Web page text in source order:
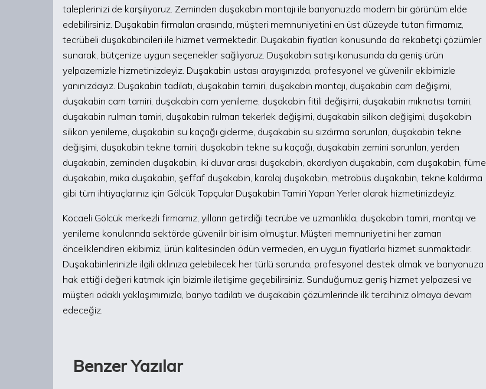
taleplerinizi de karşılıyoruz. Zeminden duşakabin montajı ile banyonuzda modern bir görünüm elde
edebilirsiniz. Duşakabin firmaları arasında, müşteri memnuniyetini en üst düzeyde tutan firmamız,
tecrübeli duşakabincileri ile hizmet vermektedir. Duşakabin fiyatları konusunda da rekabetçi çözümler
sunarak, bütçenize uygun seçenekler sağlıyoruz. Duşakabin satışı konusunda da geniş ürün
yelpazemizle hizmetinizdeyiz. Duşakabin ustası arayışınızda, profesyonel ve güvenilir ekibimizle
yanınızdayız. Duşakabin tadilatı, duşakabin tamiri, duşakabin montajı, duşakabin cam değişimi,
duşakabin cam tamiri, duşakabin cam yenileme, duşakabin fitili değişimi, duşakabin mıknatısı tamiri,
duşakabin rulman tamiri, duşakabin rulman tekerlek değişimi, duşakabin silikon değişimi, duşakabin
silikon yenileme, duşakabin su kaçağı giderme, duşakabin su sızdırma sorunları, duşakabin tekne
değişimi, duşakabin tekne tamiri, duşakabin tekne su kaçağı, duşakabin zemini sorunları, yerden
duşakabin, zeminden duşakabin, iki duvar arası duşakabin, akordiyon duşakabin, cam duşakabin, füme
duşakabin, mika duşakabin, şeffaf duşakabin, karolaj duşakabin, metrobüs duşakabin, tekne kaldırma
gibi tüm ihtiyaçlarınız için Gölcük Topçular Duşakabin Tamiri Yapan Yerler olarak hizmetinizdeyiz.
Kocaeli Gölcük merkezli firmamız, yılların getirdiği tecrübe ve uzmanlıkla, duşakabin tamiri, montajı ve
yenileme konularında sektörde güvenilir bir isim olmuştur. Müşteri memnuniyetini her zaman
önceliklendiren ekibimiz, ürün kalitesinden ödün vermeden, en uygun fiyatlarla hizmet sunmaktadır.
Duşakabinlerinizle ilgili aklınıza gelebilecek her türlü sorunda, profesyonel destek almak ve banyonuza
hak ettiği değeri katmak için bizimle iletişime geçebilirsiniz. Sunduğumuz geniş hizmet yelpazesi ve
müşteri odaklı yaklaşımımızla, banyo tadilatı ve duşakabin çözümlerinde ilk tercihiniz olmaya devam
edeceğiz.
Benzer Yazılar